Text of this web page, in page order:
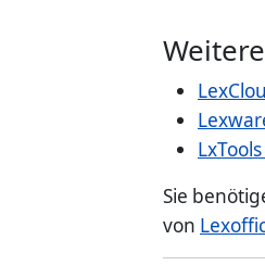
Sie
von